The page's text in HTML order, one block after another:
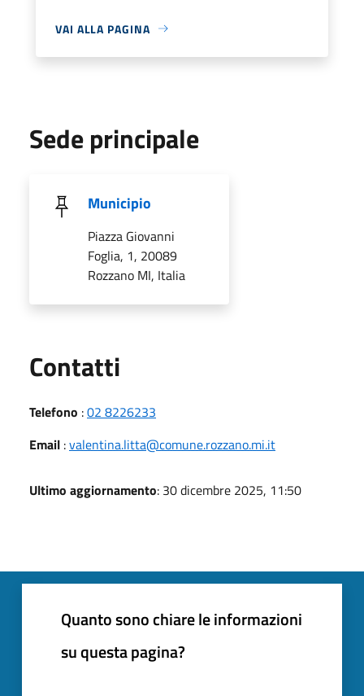
VAI ALLA PAGINA
Sede principale
Municipio
Piazza Giovanni
Foglia, 1, 20089
Rozzano MI, Italia
Contatti
Telefono :02 8226233
Email :valentina.litta@comune.rozzano.mi.it
Ultimo aggiornamento: 30 dicembre 2025, 11:50
Quanto sono chiare le informazioni
su questa pagina?